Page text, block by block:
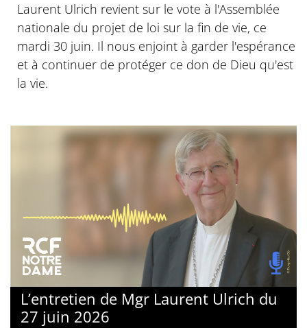
Laurent Ulrich revient sur le vote à l'Assemblée
nationale du projet de loi sur la fin de vie, ce
mardi 30 juin. Il nous enjoint à garder l'espérance
et à continuer de protéger ce don de Dieu qu'est
la vie.
L’entretien de Mgr Laurent Ulrich du
27 juin 2026